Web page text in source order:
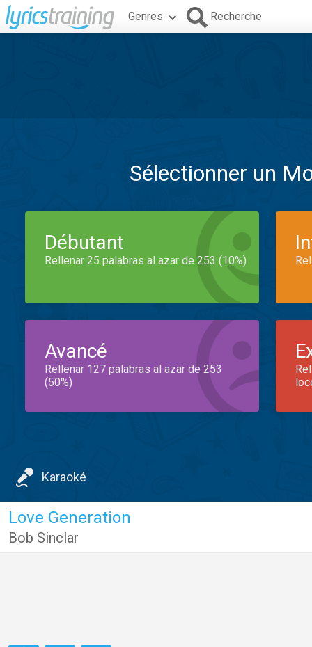
Genres Recherche
Sélectionner un
Débutant
Rellenar 25 palabras al azar de 253 (10%)
Avancé
Rellenar 127 palabras al azar de 253
(50%)
Karaoké
Love Generation
Bob Sinclar